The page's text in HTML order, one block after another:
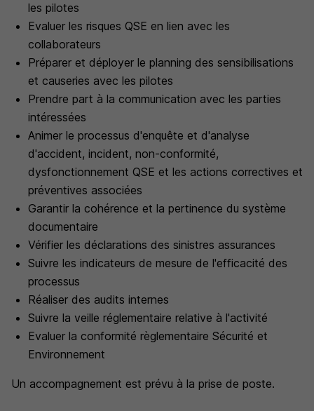
les pilotes
Evaluer les risques QSE en lien avec les
collaborateurs
Préparer et déployer le planning des sensibilisations
et causeries avec les pilotes
Prendre part à la communication avec les parties
intéressées
Animer le processus d'enquête et d'analyse
d'accident, incident, non-conformité,
dysfonctionnement QSE et les actions correctives et
préventives associées
Garantir la cohérence et la pertinence du système
documentaire
Vérifier les déclarations des sinistres assurances
Suivre les indicateurs de mesure de l'efficacité des
processus
Réaliser des audits internes
Suivre la veille réglementaire relative à l'activité
Evaluer la conformité règlementaire Sécurité et
Environnement
Un accompagnement est prévu à la prise de poste.